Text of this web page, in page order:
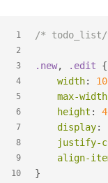
1
2
3
4
5
6
7
8
9
10
/*
.new, .edit {
width:
max-width
height :
display:
justify-
align-
}